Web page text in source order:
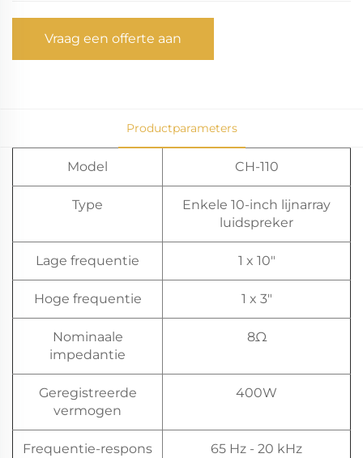
Vraag een offerte aan
Productparameters
Model CH-110
Type
Enkele 10-inch lijnarray
luidspreker
Lage frequentie 1 x 10"
Hoge frequentie 1 x 3"
Nominaale
impedantie
8Ω
Geregistreerde
vermogen
400W
Frequentie-respons 65 Hz - 20 kHz